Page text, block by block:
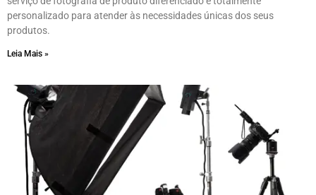
personalizado para atender às necessidades únicas dos seus
produtos.
Leia Mais »